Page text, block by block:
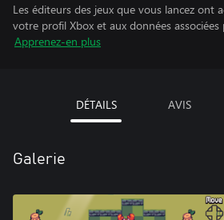
Les éditeurs des jeux que vous lancez ont
votre profil Xbox et aux données
Apprenez-en plus
DÉTAILS AVIS
Galerie